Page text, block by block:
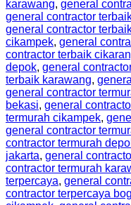
karawang, general
general contractor
general contractor
cikampek, general
contractor terbaik
depok, general
terbaik karawang,
general contractor
bekasi, general
termurah cikampek,
general contractor
contractor termurah
jakarta, general
contractor termurah
terpercaya, general
contractor terpercaya